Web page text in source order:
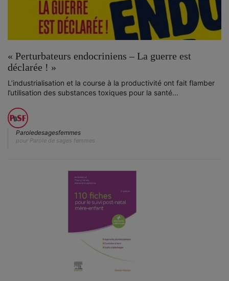
« Perturbateurs endocriniens – La guerre est
déclarée ! »
L’industrialisation et la course à la productivité ont fait flamber
l’utilisation des substances toxiques pour la santé...
Paroledesagesfemmes
pour Parole de sages femmes